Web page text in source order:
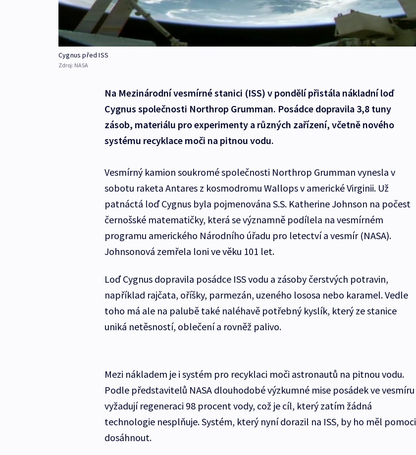
Cygnus před ISS
Zdroj: NASA
Na Mezinárodní vesmírné stanici (ISS) v pondělí přistála nákladní loď
Cygnus společnosti Northrop Grumman. Posádce dopravila 3,8 tuny
zásob, materiálu pro experimenty a různých zařízení, včetně nového
systému recyklace moči na pitnou vodu.
Vesmírný kamion soukromé společnosti Northrop Grumman vynesla v
sobotu raketa Antares z kosmodromu Wallops v americké Virginii. Už
patnáctá loď Cygnus byla pojmenována S.S. Katherine Johnson na počest
černošské matematičky, která se významně podílela na vesmírném
programu amerického Národního úřadu pro letectví a vesmír (NASA).
Johnsonová zemřela loni ve věku 101 let.
Loď Cygnus dopravila posádce ISS vodu a zásoby čerstvých potravin,
například rajčata, oříšky, parmezán, uzeného lososa nebo karamel. Vedle
toho má ale na palubě také naléhavě potřebný kyslík, který ze stanice
uniká netěsností, oblečení a rovněž palivo.
Mezi nákladem je i systém pro recyklaci moči astronautů na pitnou vodu.
Podle představitelů NASA dlouhodobé výzkumné mise posádek ve vesmíru
vyžadují regeneraci 98 procent vody, což je cíl, který zatím žádná
technologie nesplňuje. Systém, který nyní dorazil na ISS, by ho měl pomoci
dosáhnout.